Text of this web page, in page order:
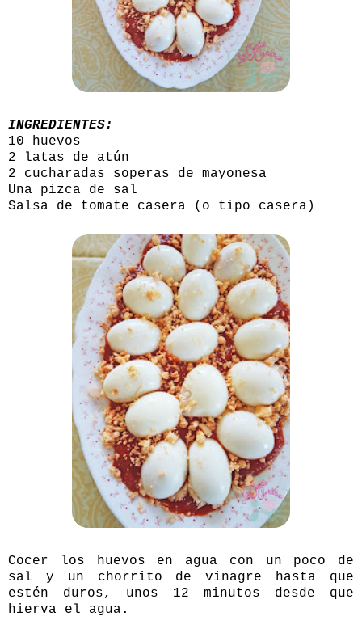
INGREDIENTES:
10 huevos
2 latas de atún
2 cucharadas soperas de mayonesa
Una pizca de sal
Salsa de tomate casera (o tipo casera)
Cocer los huevos en agua con un poco de
sal y un chorrito de vinagre hasta que
estén duros, unos 12 minutos desde que
hierva el agua.